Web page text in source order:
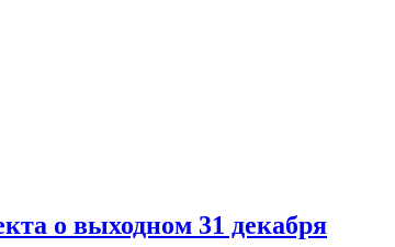
о выходном 31 декабря